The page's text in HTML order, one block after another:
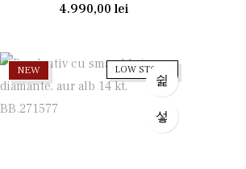
4.990,00 lei
LOW STOCK
NEW